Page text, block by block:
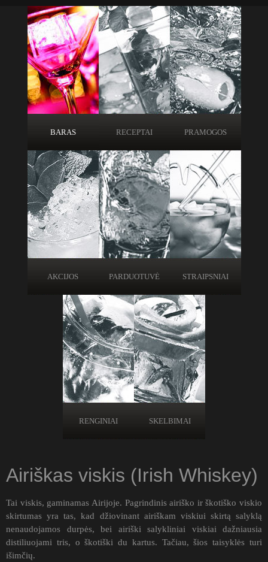
BARAS RECEPTAI PRAMOGOS
AKCIJOS PARDUOTUVĖ STRAIPSNIAI
RENGINIAI SKELBIMAI
Airiškas viskis (Irish Whiskey)
Tai viskis, gaminamas Airijoje. Pagrindinis airiško ir škotiško viskio
skirtumas yra tas, kad džiovinant airiškam viskiui skirtą salyklą
nenaudojamos durpės, bei airiški salykliniai viskiai dažniausia
distiliuojami tris, o škotiški du kartus. Tačiau, šios taisyklės turi
išimčių.